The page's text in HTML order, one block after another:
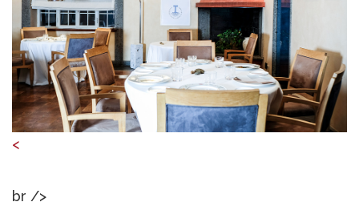
<
br />